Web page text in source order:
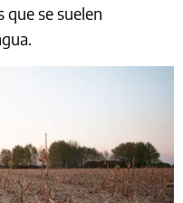
se suelen